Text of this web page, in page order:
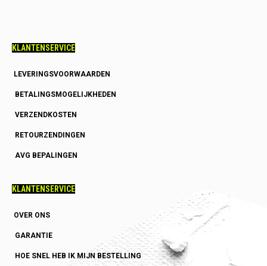
KLANTENSERVICE
LEVERINGSVOORWAARDEN
BETALINGSMOGELIJKHEDEN
VERZENDKOSTEN
RETOURZENDINGEN
AVG BEPALINGEN
KLANTENSERVICE
OVER ONS
GARANTIE
HOE SNEL HEB IK MIJN BESTELLING